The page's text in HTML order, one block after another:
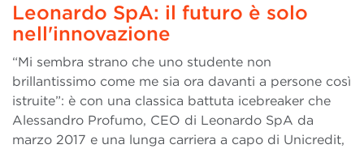
Leonardo SpA: il futuro è solo
nell'innovazione
“Mi sembra strano che uno studente non
brillantissimo come me sia ora davanti a persone così
istruite”: è con una classica battuta icebreaker che
Alessandro Profumo, CEO di Leonardo SpA da
marzo 2017 e una lunga carriera a capo di Unicredit,